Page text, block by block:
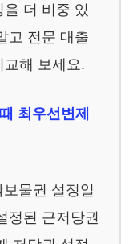
더 비중 있
고 전문 대출
교해 보세요.
최우선변제
보물권 설정일
정된 근저당권